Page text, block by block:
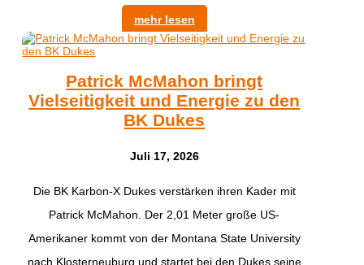
mehr lesen
Patrick McMahon bringt
Vielseitigkeit und Energie zu den
BK Dukes
Juli 17, 2026
Die BK Karbon-X Dukes verstärken ihren Kader mit
Patrick McMahon. Der 2,01 Meter große US-
Amerikaner kommt von der Montana State University
nach Klosterneuburg und startet bei den Dukes seine